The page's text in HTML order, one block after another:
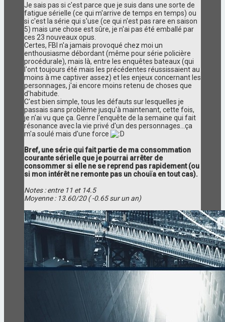
Je sais pas si c'est parce que je suis dans une sorte de
fatigue sérielle (ce qui m'arrive de temps en temps) ou
si c'est la série qui s'use (ce qui n'est pas rare en saison
5) mais une chose est sûre, je n'ai pas été emballé par
ces 23 nouveaux opus.
Certes, FBI n'a jamais provoqué chez moi un
enthousiasme débordant (même pour série policière
procédurale), mais là, entre les enquêtes bateaux (qui
l'ont toujours été mais les précédentes réussissaient au
moins à me captiver assez) et les enjeux concernant les
personnages, j'ai encore moins retenu de choses que
d'habitude.
C'est bien simple, tous les défauts sur lesquelles je
passais sans problème jusqu'à maintenant, cette fois,
je n'ai vu que ça. Genre l'enquête de la semaine qui fait
résonance avec la vie privé d'un des personnages...ça
m'a soulé mais d'une force
Bref, une série qui fait partie de ma consommation
courante sérielle que je pourrai arrêter de
consommer si elle ne se reprend pas rapidement (ou
si mon intérêt ne remonte pas un chouïa en tout cas).
Notes : entre 11 et 14.5
Moyenne : 13.60/20 ( -0.65 sur un an)